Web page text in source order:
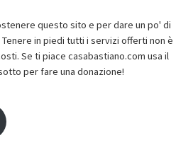
questo sito e per dare un po' di
Tenere in piedi tutti i servizi offerti non è
Se ti piace casabastiano.com usa il
per fare una donazione!